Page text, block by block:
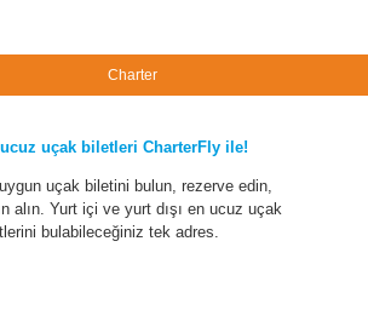
Charter
uçak biletleri CharterFly ile!
uçak biletini bulun, rezerve edin,
alın. Yurt içi ve yurt dışı en ucuz uçak
bulabileceğiniz tek adres.